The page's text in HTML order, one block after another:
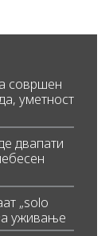
совршен
уметност
двапати
„solo
уживање